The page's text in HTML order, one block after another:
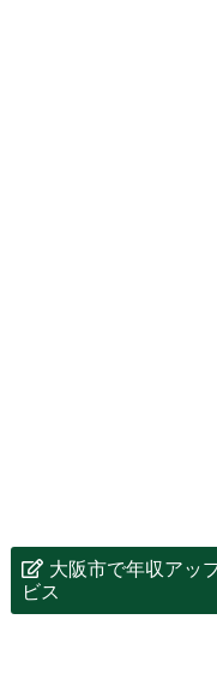
大阪市で年収アッ
ビス